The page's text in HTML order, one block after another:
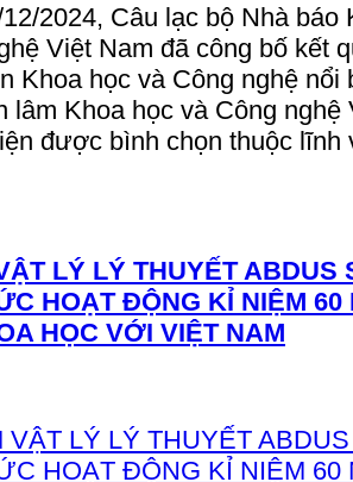
2024, Câu lạc bộ Nhà báo
Việt Nam đã công bố kết
Khoa học và Công nghệ nổi
lâm Khoa học và Công nghệ
được bình chọn thuộc lĩnh
LÝ LÝ THUYẾT ABDUS
HOẠT ĐỘNG KỈ NIỆM 60
HỌC VỚI VIỆT NAM